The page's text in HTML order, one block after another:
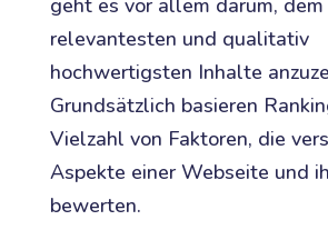
relevantesten und qualitativ
hochwertigsten Inhalte
Grundsätzlich basieren
Vielzahl von Faktoren, die
Aspekte einer Webseite und
bewerten.